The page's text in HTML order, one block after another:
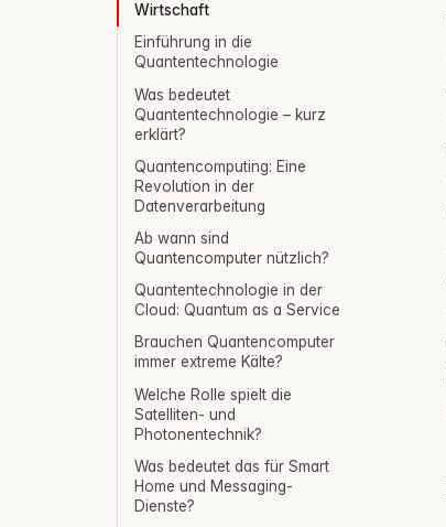
Wirtschaft
Einführung in die
Quantentechnologie
Was bedeutet
Quantentechnologie – kurz
erklärt?
Quantencomputing: Eine
Revolution in der
Datenverarbeitung
Ab wann sind
Quantencomputer nützlich?
Quantentechnologie in der
Cloud: Quantum as a Service
Brauchen Quantencomputer
immer extreme Kälte?
Welche Rolle spielt die
Satelliten- und
Photonentechnik?
Was bedeutet das für Smart
Home und Messaging-
Dienste?